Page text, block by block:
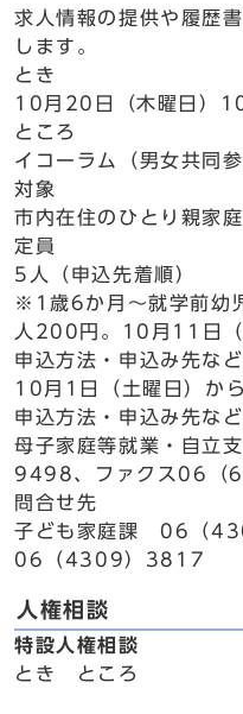
求人情報の提供や履歴
します。
とき
10月20日（木曜日）
ところ
イコーラム（男女共同
対象
市内在住のひとり親家
定員
5人（申込先着順）
※1歳6か月～就学前幼
人200円。10月11日（
申込方法・申込み先など
10月1日（土曜日）か
申込方法・申込み先な
母子家庭等就業・自立
9498、ファクス06（
問合せ先
子ども家庭課 06（
06（4309）3817
人権相談
特設人権相談
とき ところ